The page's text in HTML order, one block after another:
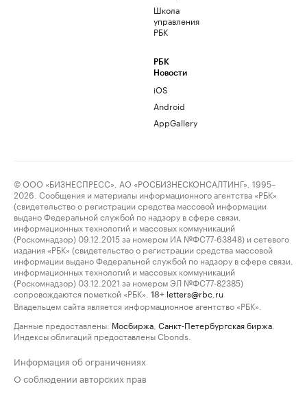
Школа
управления
РБК
РБК
Новости
iOS
Android
AppGallery
© ООО «БИЗНЕСПРЕСС», АО «РОСБИЗНЕСКОНСАЛТИНГ», 1995–
2026. Сообщения и материалы информационного агентства «РБК»
(свидетельство о регистрации средства массовой информации
выдано Федеральной службой по надзору в сфере связи,
информационных технологий и массовых коммуникаций
(Роскомнадзор) 09.12.2015 за номером ИА №ФС77-63848) и сетевого
издания «РБК» (свидетельство о регистрации средства массовой
информации выдано Федеральной службой по надзору в сфере связи,
информационных технологий и массовых коммуникаций
(Роскомнадзор) 03.12.2021 за номером ЭЛ №ФС77-82385)
сопровождаются пометкой «РБК».
18+ letters@rbc.ru
Владельцем сайта является информационное агентство «РБК».
Данные предоставлены: Мосбиржа Санкт-Петербургская биржа
Индексы облигаций предоставлены Cbonds.
Информация об ограничениях
О соблюдении авторских прав